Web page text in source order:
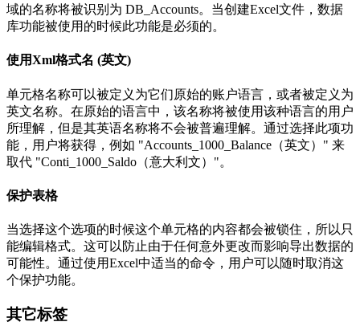
域的名称将被识别为 DB_Accounts。当创建Excel文件，数据
库功能被使用的时候此功能是必须的。
使用Xml格式名 (英文)
单元格名称可以被定义为它们原始的账户语言，或者被定义为
英文名称。在原始的语言中，该名称将被使用该种语言的用户
所理解，但是其英语名称将不会被普遍理解。通过选择此项功
能，用户将获得，例如 "Accounts_1000_Balance（英文）" 来
取代 "Conti_1000_Saldo（意大利文）"。
保护表格
当选择这个选项的时候这个单元格的内容都会被锁住，所以只
能编辑格式。这可以防止由于任何意外更改而影响导出数据的
可能性。通过使用Excel中适当的命令，用户可以随时取消这
个保护功能。
其它标签